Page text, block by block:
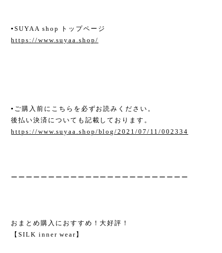
▪︎SUYAA shop トップページ
https://www.suyaa.shop/
▪︎ご購入前にこちらを必ずお読みください。
後払い決済についても記載しております。
https://www.suyaa.shop/blog/2021/07/11/002334
ーーーーーーーーーーーーーーーーーーーーーーーー
おまとめ購入におすすめ！大好評！
【SILK inner wear】